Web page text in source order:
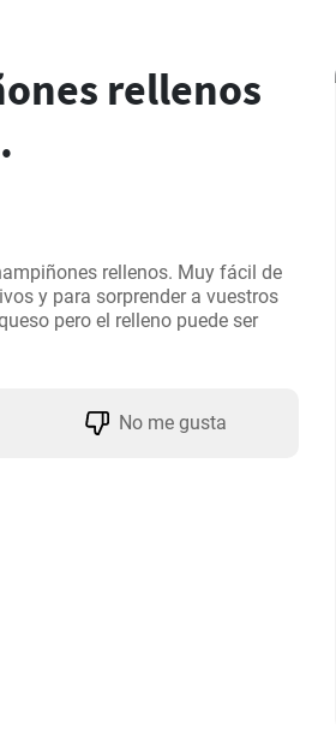
rellenos
rellenos. Muy fácil de
y para sorprender a vuestros
pero el relleno puede ser
No me gusta